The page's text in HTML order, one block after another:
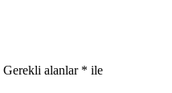
Gerekli alanlar * ile